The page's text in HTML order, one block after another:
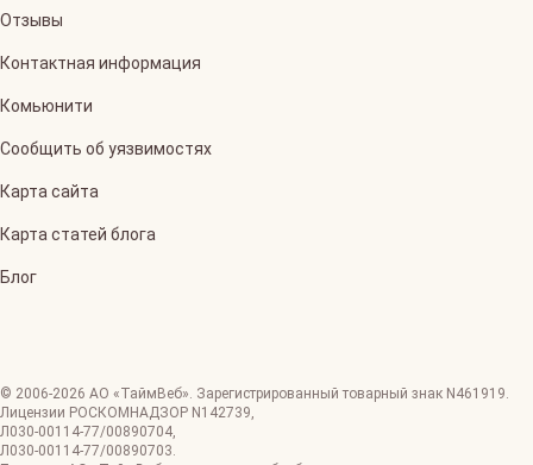
Отзывы
Контактная информация
Комьюнити
Сообщить об уязвимостях
Карта сайта
Карта статей блога
Блог
© 2006-2026 АО «ТаймВеб». Зарегистрированный товарный знак N461919.
Лицензии РОСКОМНАДЗОР N142739,
Л030-00114-77/00890704,
Л030-00114-77/00890703.